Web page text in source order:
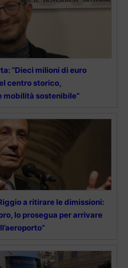
“Dieci milioni di euro
centro storico,
mobilità sostenibile”
a ritirare le dimissioni:
lo prosegua per arrivare